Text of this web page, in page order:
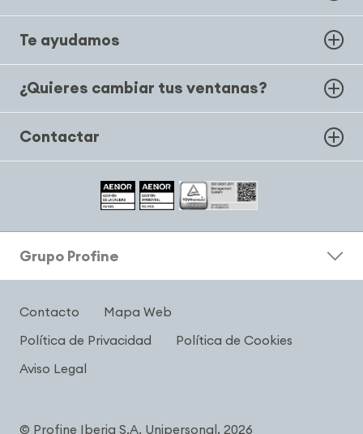
Te ayudamos
¿Quieres cambiar tus ventanas?
Contactar
Grupo Profine
Contacto
Mapa Web
Política de Privacidad
Política de Cookies
Aviso Legal
© Profine Iberia S.A. Unipersonal, 2026